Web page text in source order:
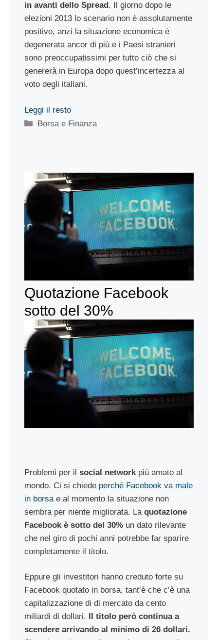
in avanti dello Spread . Il giorno dopo le
elezioni 2013 lo scenario non è assolutamente
positivo, anzi la situazione economica è
degenerata ancor di più e i Paesi stranieri
sono preoccupatissimi per tutto ciò che si
genererà in Europa dopo quest’incertezza al
voto degli italiani.
Leggi il resto
Categorie
Borsa e Finanza
Quotazione Facebook
sotto del 30%
Problemi per il social networkpiù amato al
mondo. Ci si chiede perché Facebook va male
in borsae al momento la situazione non
sembra per niente migliorata. La quotazione
Facebook è sotto del 30% un dato rilevante
che nel giro di pochi anni potrebbe far sparire
completamente il titolo.
Eppure gli investitori hanno creduto forte su
Facebook quotato in borsa, tant’è che c’è una
capitalizzazione di di mercato da cento
miliardi di dollari. Il titolo però continua a
scendere arrivando al minimo di 26 dollari.